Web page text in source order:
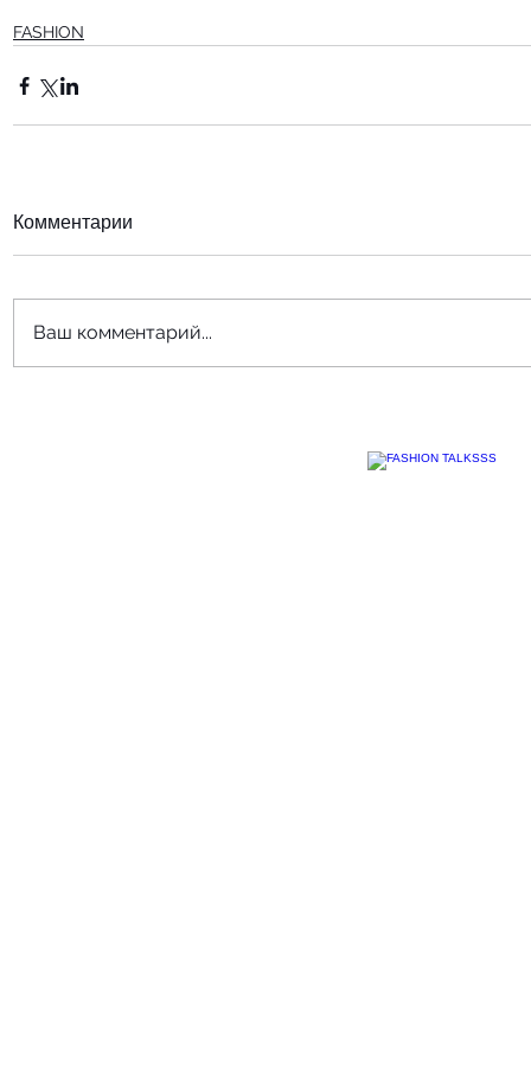
FASHION
Комментарии
Ваш комментарий...